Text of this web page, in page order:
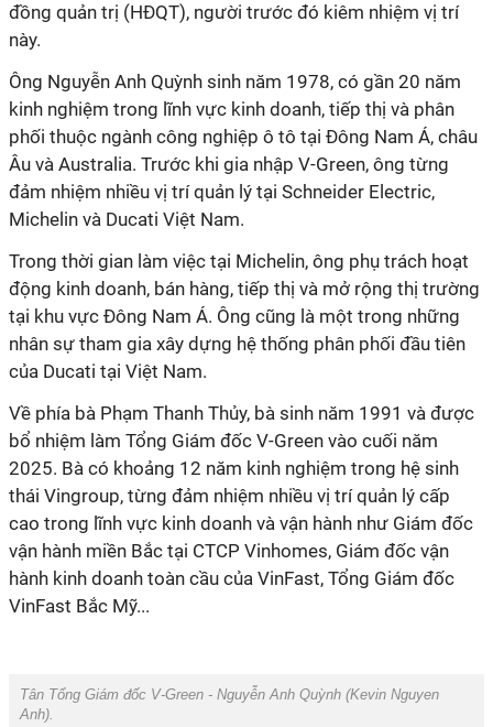
đồng quản trị (HĐQT), người trước đó kiêm nhiệm vị trí
này.
Ông Nguyễn Anh Quỳnh sinh năm 1978, có gần 20 năm
kinh nghiệm trong lĩnh vực kinh doanh, tiếp thị và phân
phối thuộc ngành công nghiệp ô tô tại Đông Nam Á, châu
Âu và Australia. Trước khi gia nhập V-Green, ông từng
đảm nhiệm nhiều vị trí quản lý tại Schneider Electric,
Michelin và Ducati Việt Nam.
Trong thời gian làm việc tại Michelin, ông phụ trách hoạt
động kinh doanh, bán hàng, tiếp thị và mở rộng thị trường
tại khu vực Đông Nam Á. Ông cũng là một trong những
nhân sự tham gia xây dựng hệ thống phân phối đầu tiên
của Ducati tại Việt Nam.
Về phía bà Phạm Thanh Thủy, bà sinh năm 1991 và được
bổ nhiệm làm Tổng Giám đốc V-Green vào cuối năm
2025. Bà có khoảng 12 năm kinh nghiệm trong hệ sinh
thái Vingroup, từng đảm nhiệm nhiều vị trí quản lý cấp
cao trong lĩnh vực kinh doanh và vận hành như Giám đốc
vận hành miền Bắc tại CTCP Vinhomes, Giám đốc vận
hành kinh doanh toàn cầu của VinFast, Tổng Giám đốc
VinFast Bắc Mỹ...
Tân Tổng Giám đốc V-Green - Nguyễn Anh Quỳnh (Kevin Nguyen
Anh).